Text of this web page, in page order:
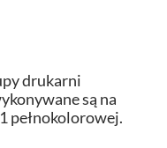
drukarni
są na
pełnokolorowej.